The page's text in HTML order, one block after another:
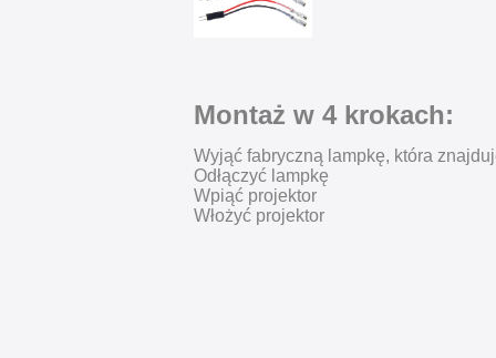
Montaż w 4 krokach:
Wyjąć fabryczną lampkę, która
Odłączyć lampkę
Wpiąć projektor
Włożyć projektor